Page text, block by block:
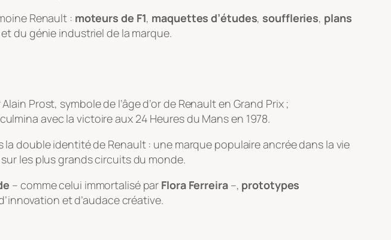
Renault : moteurs de F1, maquettes d’études, souffleries, plans
du génie industriel de la marque.
Prost, symbole de l’âge d’or de Renault en Grand Prix ;
avec la victoire aux 24 Heures du Mans en 1978.
la double identité de Renault : une marque populaire ancrée dans la vie
les plus grands circuits du monde.
– comme celui immortalisé par Flora Ferreira–, prototypes
et d’audace créative.